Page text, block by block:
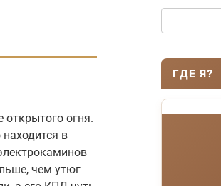
открытого огня.
в
чем утюг
ГДЕ Я?